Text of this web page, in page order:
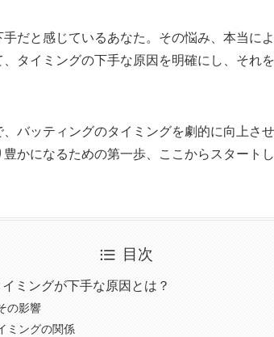
だと感じているあなた。その悩み、本当に
タイミングの下手な原因を明確にし、それ
バッティングのタイミングを劇的に向上さ
かになるための第一歩、ここからスタートし
目次
ミングが下手な原因とは？
の影響
ミングの関係